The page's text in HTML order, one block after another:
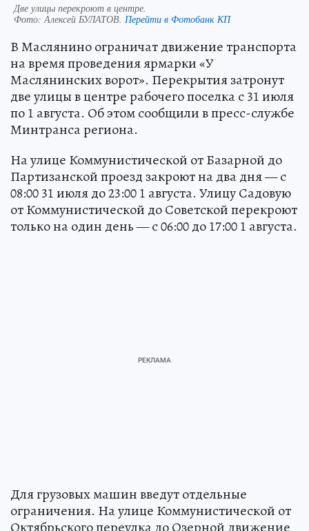
Две улицы перекроют в центре.
Фото: Алексей БУЛАТОВ. Перейти в Фотобанк КП
В Маслянино ограничат движение транспорта
на время проведения ярмарки «У
Маслянинских ворот». Перекрытия затронут
две улицы в центре рабочего поселка с 31 июля
по 1 августа. Об этом сообщили в пресс-службе
Минтранса региона.
На улице Коммунистической от Базарной до
Партизанской проезд закроют на два дня — с
08:00 31 июля до 23:00 1 августа. Улицу Садовую
от Коммунистической до Советской перекроют
только на один день — с 06:00 до 17:00 1 августа.
Для грузовых машин введут отдельные
ограничения. На улице Коммунистической от
Октябрьского переулка до Озерной движение